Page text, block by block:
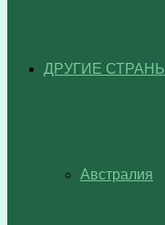
ДРУГИЕ СТРАНЫ
Австралия